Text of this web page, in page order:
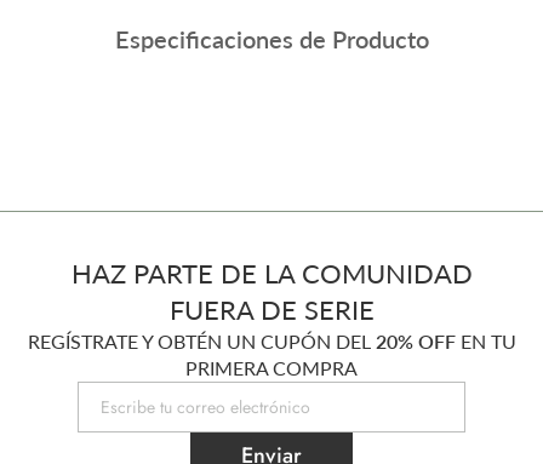
Especificaciones de Producto
HAZ PARTE DE LA COMUNIDAD
FUERA DE SERIE
REGÍSTRATE Y OBTÉN UN CUPÓN DEL 20% OFFEN TU
PRIMERA COMPRA
Enviar